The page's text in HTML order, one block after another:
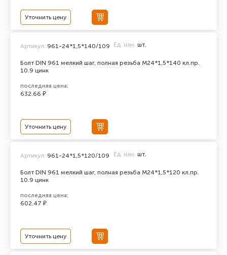
Уточнить цену
Болт DIN 961 мелкий шаг, полная резьба M24*1,5*140 кл.пр.
10.9 цинк
Артикул: 961-24*1,5*140/109 Ед. изм. шт.
последняя цена:
632.66 ₽
Уточнить цену
Болт DIN 961 мелкий шаг, полная резьба M24*1,5*120 кл.пр.
10.9 цинк
Артикул: 961-24*1,5*120/109 Ед. изм. шт.
последняя цена:
602.47 ₽
Уточнить цену